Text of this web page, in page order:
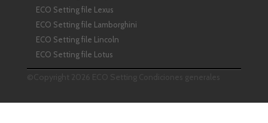
ECO Setting file Lexus
ECO Setting file Lamborghini
ECO Setting file Lincoln
ECO Setting file Lotus
©Copyright 2026 ECO Setting